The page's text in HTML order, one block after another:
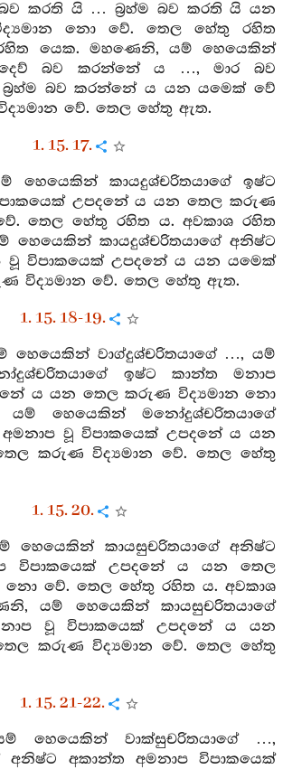
කරති යි … බ්‍රහ්ම බව කරති යි යන
නො වේ. තෙල හේතු රහිත
යෙක. මහණෙනි, යම් හෙයෙකින්
බව කරන්නේ ය …, මාර බව
බව කරන්නේ ය යන යමෙක් වේ
වේ. තෙල හේතු ඇත.
1. 15. 17.
හෙයෙකින් කායදුශ්චරිතයාගේ ඉෂ්ට
උපදනේ ය යන තෙල කරුණ
තෙල හේතු රහිත ය. අවකාශ රහිත
හෙයෙකින් කායදුශ්චරිතයාගේ අනිෂ්ට
වූ විපාකයෙක් උපදනේ ය යන යමෙක්
විද්‍යමාන වේ. තෙල හේතු ඇත.
1. 15. 18-19.
හෙයෙකින් වාග්දුශ්චරිතයාගේ …, යම්
ඉෂ්ට කාන්ත මනාප
ය යන තෙල කරුණ විද්‍යමාන නො
හෙයෙකින් මනෝදුශ්චරිතයාගේ
වූ විපාකයෙක් උපදනේ ය යන
කරුණ විද්‍යමාන වේ. තෙල හේතු
1. 15. 20.
හෙයෙකින් කායසුචරිතයාගේ අනිෂ්ට
විපාකයෙක් උපදනේ ය යන තෙල
වේ. තෙල හේතු රහිත ය. අවකාශ
යම් හෙයෙකින් කායසුචරිතයාගේ
වූ විපාකයෙක් උපදනේ ය යන
කරුණ විද්‍යමාන වේ. තෙල හේතු
1. 15. 21-22.
හෙයෙකින් වාක්සුචරිතයාගේ …,
අනිෂ්ට අකාන්ත අමනාප විපාකයෙක්